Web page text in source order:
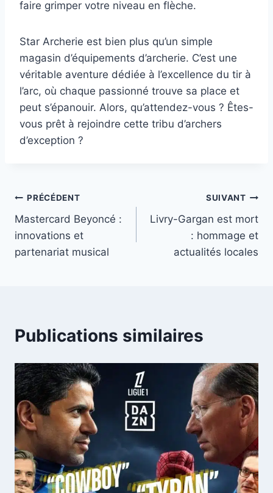
faire grimper votre niveau en flèche.
Star Archerie est bien plus qu’un simple
magasin d’équipements d’archerie. C’est une
véritable aventure dédiée à l’excellence du tir à
l’arc, où chaque passionné trouve sa place et
peut s’épanouir. Alors, qu’attendez-vous ? Êtes-
vous prêt à rejoindre cette tribu d’archers
d’exception ?
Navigation
de
l’article
PRÉCÉDENT
Mastercard Beyoncé :
innovations et
partenariat musical
SUIVANT
Livry-Gargan est mort
: hommage et
actualités locales
Publications similaires